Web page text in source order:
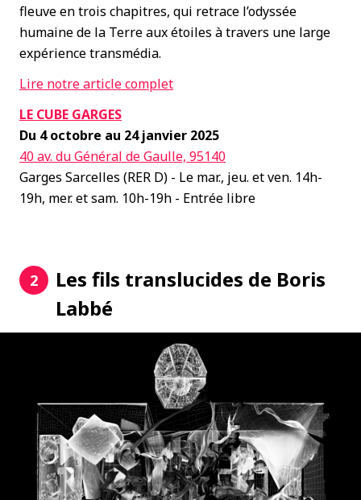
fleuve en trois chapitres, qui retrace l’odyssée
humaine de la Terre aux étoiles à travers une large
expérience transmédia.
Lire notre article complet
LE CUBE GARGES
Du 4 octobre au 24 janvier 2025
40 av. du Général de Gaulle, 95140
Garges Sarcelles (RER D) - Le mar., jeu. et ven. 14h-
19h, mer. et sam. 10h-19h - Entrée libre
2
Les fils translucides de Boris
Labbé